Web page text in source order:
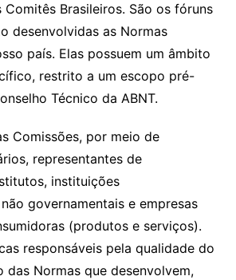
Brasileiros. São os fóruns
desenvolvidas as Normas
país. Elas possuem um âmbito
restrito a um escopo pré-
Técnico da ABNT.
Comissões, por meio de
representantes de
instituições
governamentais e empresas
(produtos e serviços).
responsáveis pela qualidade do
das Normas que desenvolvem,